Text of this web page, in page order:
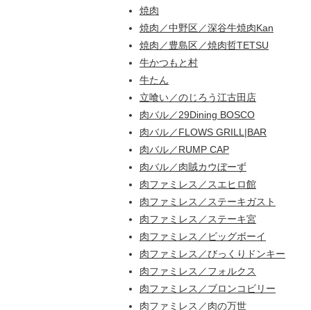
焼肉
焼肉／中野区／深谷牛焼肉Kan
焼肉／豊島区／焼肉哲TETSU
牛かつもと村
牛たん
立喰い／のじろう江古田店
肉バル／29Dining BOSCO
肉バル／FLOWS GRILL|BAR
肉バル／RUMP CAP
肉バル／肉賊カウぼーず
肉ファミレス／スエヒロ館
肉ファミレス／ステーキガスト
肉ファミレス／ステーキ宮
肉ファミレス／ビッグボーイ
肉ファミレス／びっくりドンキー
肉ファミレス／フォルクス
肉ファミレス／ブロンコビリー
肉ファミレス／肉の万世